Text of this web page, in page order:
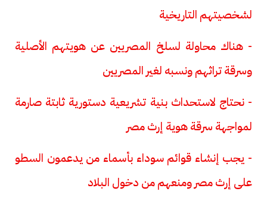
لشخصيتهم التاريخية
- هناك محاولة لسلخ المصريين عن هويتهم الأصلية
وسرقة تراثهم ونسبه لغير المصريين
- نحتاج لاستحداث بنية تشريعية دستورية ثابتة صارمة
لمواجهة سرقة هوية إرث مصر
- يجب إنشاء قوائم سوداء بأسماء من يدعمون السطو
على إرث مصر ومنعهم من دخول البلاد